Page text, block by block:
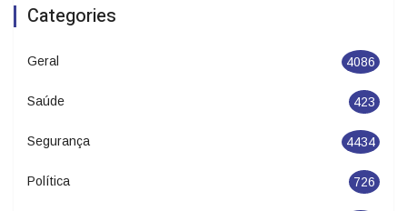
Categories
Geral 4086
Saúde 423
Segurança 4434
Política 726